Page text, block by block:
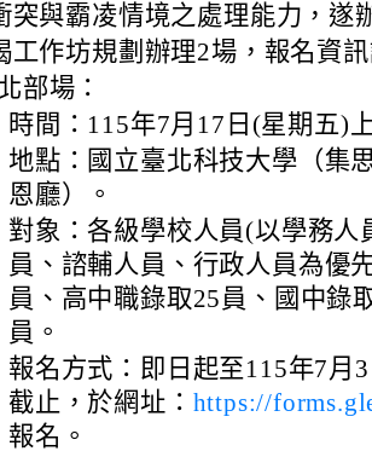
突與霸凌情境之處理能力，遂
工作坊規劃辦理2場，報名資
部場：
時間：115年7月17日(星期五)
地點：國立臺北科技大學（集
恩廳）。
對象：各級學校人員(以學務人
員、諮輔人員、行政人員為優
員、高中職錄取25員、國中錄
員。
報名方式：即日起至115年7月
截止，於網址： https://
報名。